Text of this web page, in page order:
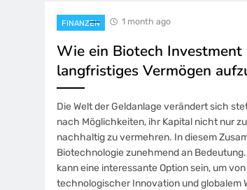
FINANZEN 1 month ago
Wie ein Biotech
langfristiges Vermögen
Die Welt der Geldanlage verändert sich
nach Möglichkeiten, ihr Kapital nicht nur
nachhaltig zu vermehren. In diesem
Biotechnologie zunehmend an
kann eine interessante Option sein, um
technologischer Innovation und globalem